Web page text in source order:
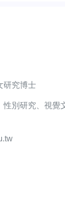
研究博士
性別研究、視覺